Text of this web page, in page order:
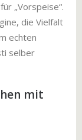
„Vorspeise“.
die Vielfalt
echten
selber
mit